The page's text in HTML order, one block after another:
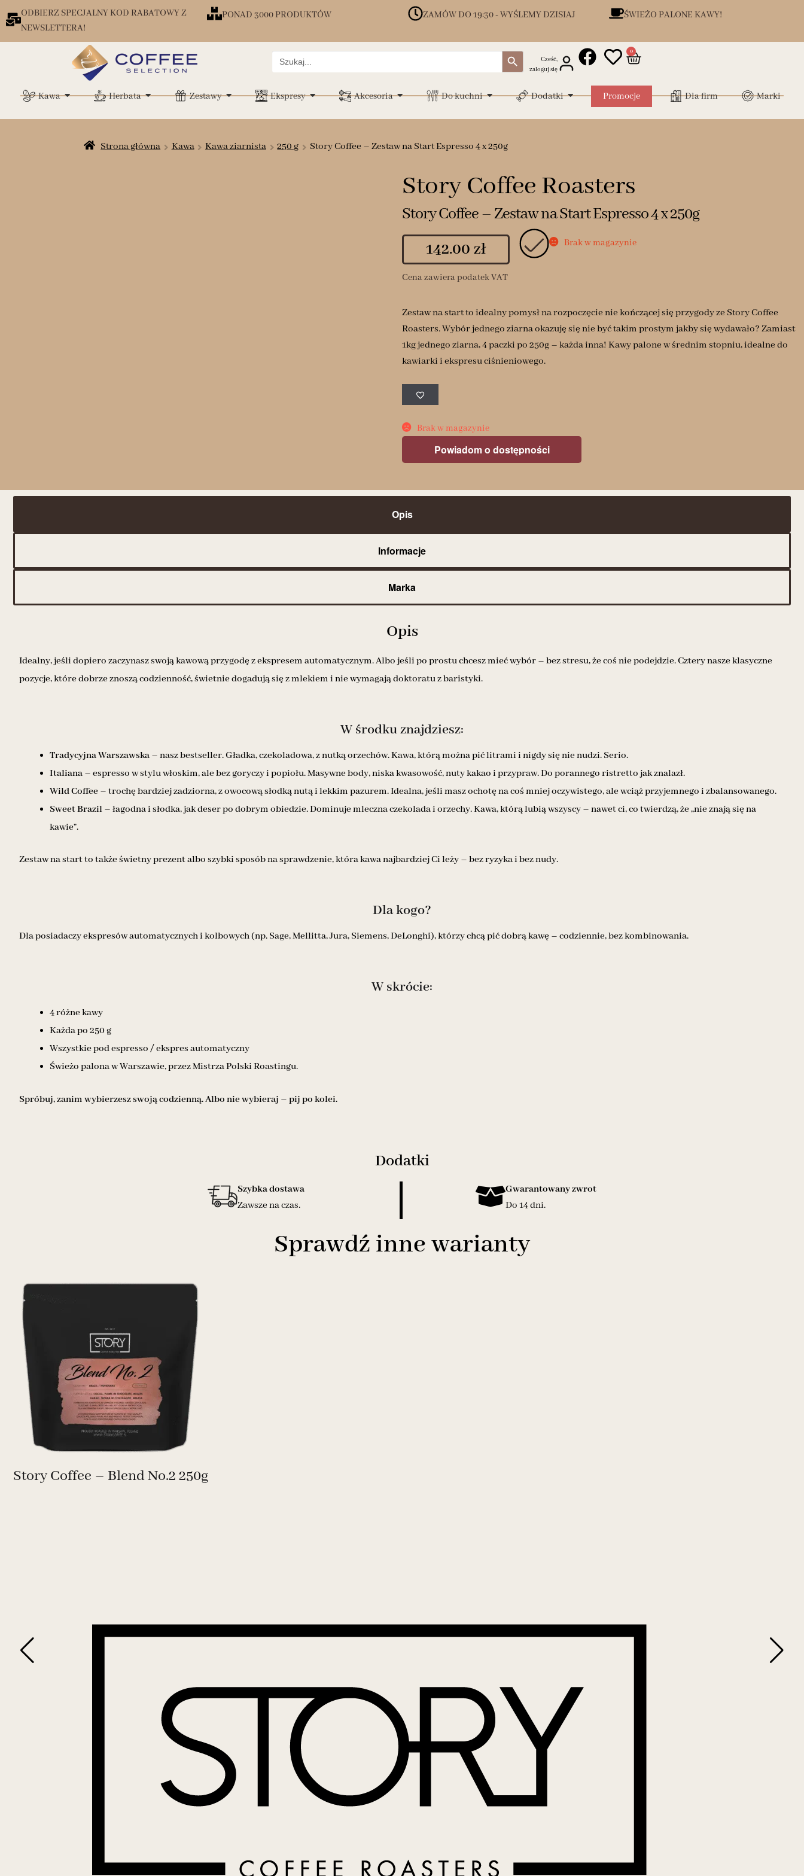
ODBIERZ SPECJALNY KOD RABATOWY Z
NEWSLETTERA!
PONAD 3000 PRODUKTÓW ZAMÓW DO 19:30 - WYŚLEMY DZISIAJ ŚWIEŻO PALONE KAWY!
Search
for:
Search Button
Cześć,
zaloguj się
0
Kawa Herbata Zestawy Ekspresy Akcesoria Do kuchni Dodatki Promocje Dla firm Marki
Strona główna Kawa Kawa ziarnista 250 g Story Coffee – Zestaw na Start Espresso 4 x 250g
Story Coffee Roasters
Story Coffee – Zestaw na Start Espresso 4 x 250g
142.00 zł Brak w magazynie
Cena zawiera podatek VAT
Zestaw na start to idealny pomysł na rozpoczęcie nie kończącej się przygody ze Story Coffee
Roasters. Wybór jednego ziarna okazuję się nie być takim prostym jakby się wydawało? Zamiast
1kg jednego ziarna, 4 paczki po 250g – każda inna! Kawy palone w średnim stopniu, idealne do
kawiarki i ekspresu ciśnieniowego.
Brak w magazynie
Powiadom o dostępności
Opis
Informacje
Marka
Opis
Idealny, jeśli dopiero zaczynasz swoją kawową przygodę z ekspresem automatycznym. Albo jeśli po prostu chcesz mieć wybór – bez stresu, że coś nie podejdzie. Cztery nasze klasyczne
pozycje, które dobrze znoszą codzienność, świetnie dogadują się z mlekiem i nie wymagają doktoratu z baristyki.
W środku znajdziesz:
Tradycyjna Warszawska – nasz bestseller. Gładka, czekoladowa, z nutką orzechów. Kawa, którą można pić litrami i nigdy się nie nudzi. Serio.
Italiana – espresso w stylu włoskim, ale bez goryczy i popiołu. Masywne body, niska kwasowość, nuty kakao i przypraw. Do porannego ristretto jak znalazł.
Wild Coffee – trochę bardziej zadziorna, z owocową słodką nutą i lekkim pazurem. Idealna, jeśli masz ochotę na coś mniej oczywistego, ale wciąż przyjemnego i zbalansowanego.
Sweet Brazil – łagodna i słodka, jak deser po dobrym obiedzie. Dominuje mleczna czekolada i orzechy. Kawa, którą lubią wszyscy – nawet ci, co twierdzą, że „nie znają się na
kawie”.
Zestaw na start to także świetny prezent albo szybki sposób na sprawdzenie, która kawa najbardziej Ci leży – bez ryzyka i bez nudy.
Dla kogo?
Dla posiadaczy ekspresów automatycznych i kolbowych (np. Sage, Mellitta, Jura, Siemens, DeLonghi), którzy chcą pić dobrą kawę – codziennie, bez kombinowania.
W skrócie:
4 różne kawy
Każda po 250 g
Wszystkie pod espresso / ekspres automatyczny
Świeżo palona w Warszawie, przez Mistrza Polski Roastingu.
Spróbuj, zanim wybierzesz swoją codzienną. Albo nie wybieraj – pij po kolei.
Dodatki
Szybka dostawa
Zawsze na czas.
Gwarantowany zwrot
Do 14 dni.
Sprawdź inne warianty
Story Coffee – Blend No.2 250g